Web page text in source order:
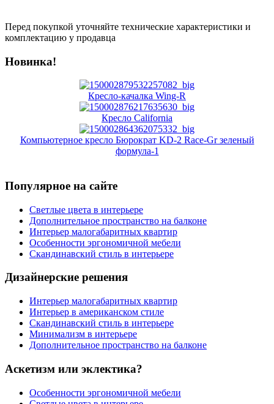
Перед покупкой уточняйте технические характеристики и
комплектацию у продавца
Новинка!
Кресло-качалка Wing-R
Кресло California
Компьютерное кресло Бюрократ KD-2 Race-Gr зеленый
формула-1
Популярное на сайте
Светлые цвета в интерьере
Дополнительное пространство на балконе
Интерьер малогабаритных квартир
Особенности эргономичной мебели
Скандинавский стиль в интерьере
Дизайнерские решения
Интерьер малогабаритных квартир
Интерьер в американском стиле
Скандинавский стиль в интерьере
Минимализм в интерьере
Дополнительное пространство на балконе
Аскетизм или эклектика?
Особенности эргономичной мебели